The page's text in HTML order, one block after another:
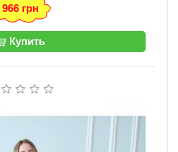
966 грн
Купить